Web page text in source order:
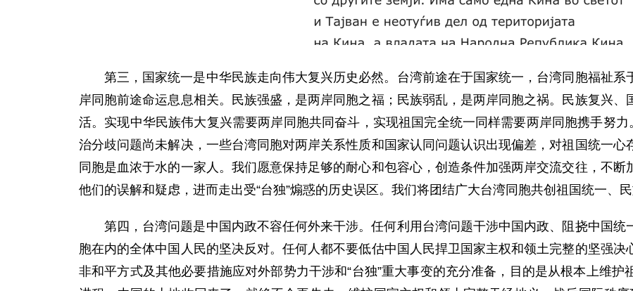
第三，国家统一是中华民族走向伟大复兴历史必然。台湾前途在于国家统一，台湾同胞福祉
岸同胞前途命运息息相关。民族强盛，是两岸同胞之福；民族弱乱，是两岸同胞之祸。民族复兴
活。实现中华民族伟大复兴需要两岸同胞共同奋斗，实现祖国完全统一同样需要两岸同胞携手努力
治分歧问题尚未解决，一些台湾同胞对两岸关系性质和国家认同问题认识出现偏差，对祖国统一
同胞是血浓于水的一家人。我们愿意保持足够的耐心和包容心，创造条件加强两岸交流交往，不
他们的误解和疑虑，进而走出受“台独”煽惑的历史误区。我们将团结广大台湾同胞共创祖国统一、民
第四，台湾问题是中国内政不容任何外来干涉。任何利用台湾问题干涉中国内政、阻挠中国统
胞在内的全体中国人民的坚决反对。任何人都不要低估中国人民捍卫国家主权和领土完整的坚强
非和平方式及其他必要措施应对外部势力干涉和“台独”重大事变的充分准备，目的是从根本上维